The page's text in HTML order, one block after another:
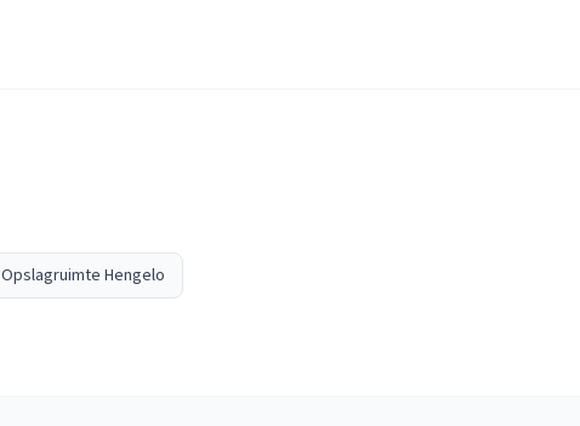
Opslagruimte Hengelo